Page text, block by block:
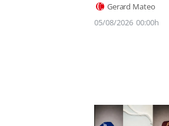
Gerard Mateo
05/08/2026 00:00h